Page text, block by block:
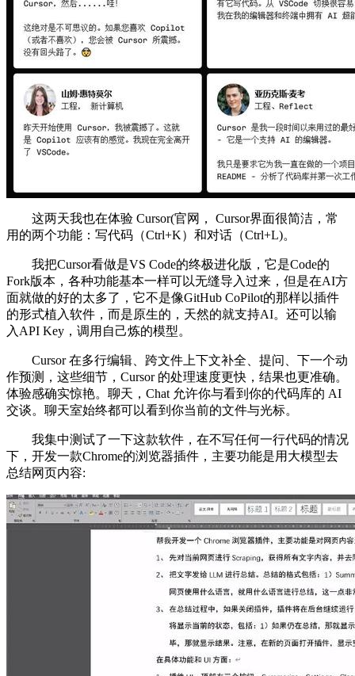
这两天我也在体验 Cursor(官网， Cursor界面很简洁，常
用的两个功能：写代码（Ctrl+K）和对话（Ctrl+L)。
我把Cursor看做是VS Code的终极进化版，它是Code的
Fork版本，各种功能基本一样可以无缝导入过来，但是在AI方
面就做的好的太多了，它不是像GitHub CoPilot的那样以插件
的形式植入软件，而是原生的，天然的就支持AI。还可以输
入API Key，调用自己炼的模型。
Cursor 在多行编辑、跨文件上下文补全、提问、下一个动
作预测，这些细节，Cursor 的处理速度更快，结果也更准确。
体验感确实惊艳。聊天，Chat 允许你与看到你的代码库的 AI
交谈。聊天室始终都可以看到你当前的文件与光标。
我集中测试了一下这款软件，在不写任何一行代码的情况
下，开发一款Chrome的浏览器插件，主要功能是用大模型去
总结网页内容: